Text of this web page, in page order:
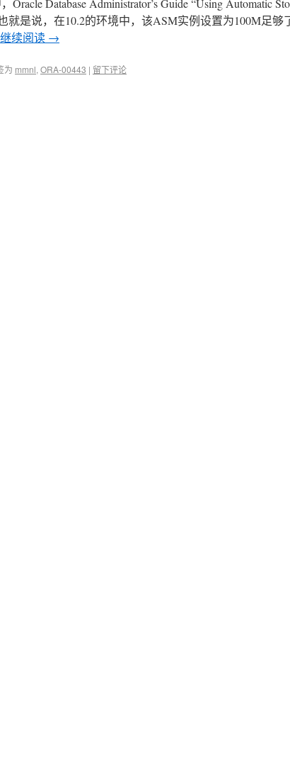
Oracle Database Administrator’s Guide “Using Automatic
就是说，在10.2的环境中，该ASM实例设置为100M足够
继续阅读 →
为 mmnl, ORA-00443 | 留下评论